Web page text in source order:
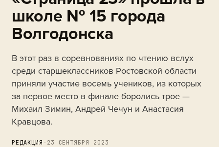
школе № 15 города
Волгодонска
В этот раз в соревнованиях по чтению вслух
среди старшеклассников Ростовской области
приняли участие восемь учеников, из которых
за первое место в финале боролись трое —
Михаил Зимин, Андрей Чечун и Анастасия
Кравцова.
РЕДАКЦИЯ · 23 СЕНТЯБРЯ 2023